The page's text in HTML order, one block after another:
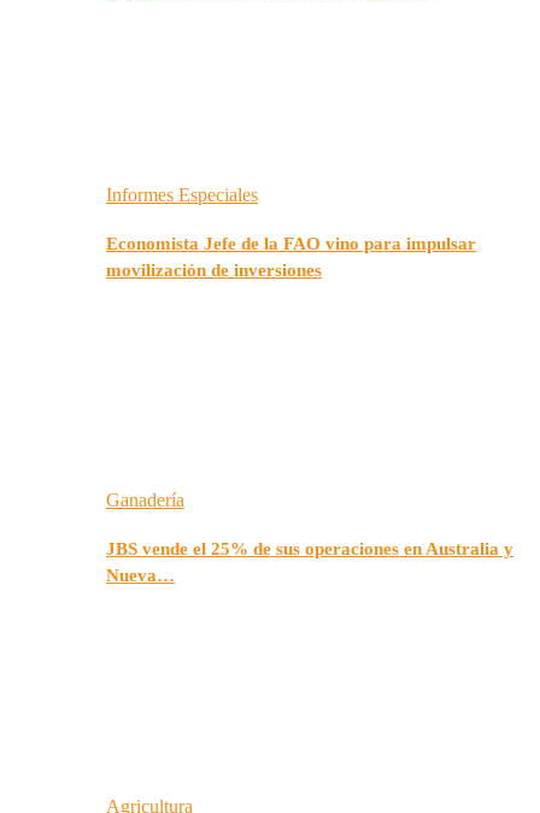
Informes Especiales
Economista Jefe de la FAO vino para impulsar
movilización de inversiones
Ganadería
JBS vende el 25% de sus operaciones en Australia y
Nueva…
Agricultura